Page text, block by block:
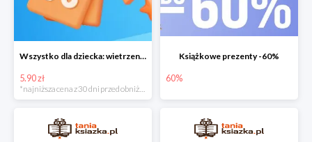
Wszystko dla dziecka: wietrzenie magazynu
5.90 zł
*najniższa cena z 30 dni przed obniżką
Książkowe prezenty -60%
60%